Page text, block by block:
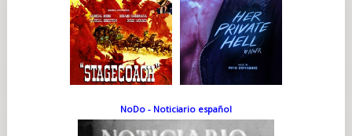
NoDo - Noticiario español